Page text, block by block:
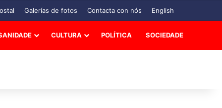
Galerías de fotos Contacta con nós English
CULTURA POLÍTICA SOCIEDADE